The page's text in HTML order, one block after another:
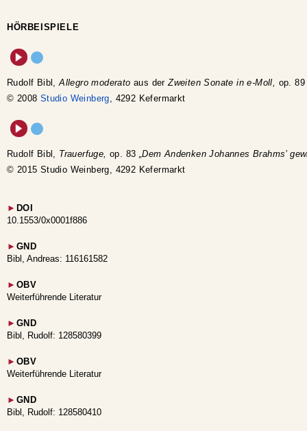
HÖRBEISPIELE
Rudolf Bibl,Allegro moderato aus derZweiten Sonate in e-Moll,
op. 89
© 2008 Studio Weinberg , 4292 Kefermarkt
Rudolf Bibl, Trauerfuge, op. 83 „Dem Andenken Johannes Brahms’
© 2015 Studio Weinberg, 4292 Kefermarkt
► DOI
10.1553/0x0001f886
► GND
Bibl, Andreas: 116161582
► OBV
Weiterführende Literatur
► GND
Bibl, Rudolf: 128580399
► OBV
Weiterführende Literatur
► GND
Bibl, Rudolf: 128580410